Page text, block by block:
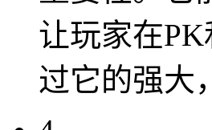
让玩家在
过它的强大